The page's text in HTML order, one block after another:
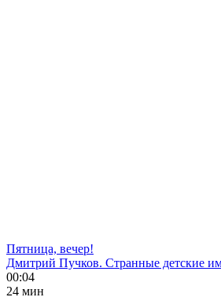
Пятница, вечер!
Дмитрий Пучков. Странные детские
00:04
24 мин